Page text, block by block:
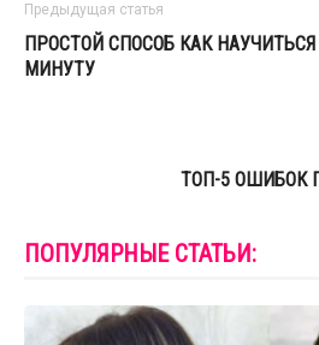
Предыдущая статья
ПРОСТОЙ СПОСОБ КАК НАУЧИТЬСЯ
МИНУТУ
ТОП-5 ОШИБОК
ПОПУЛЯРНЫЕ СТАТЬИ: